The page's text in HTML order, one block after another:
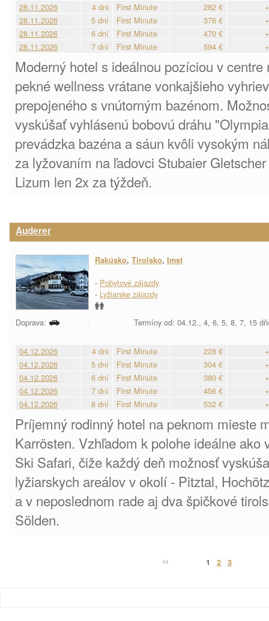
28.11.2026
4 dni First Minute 282 €
28.11.2026
5 dní First Minute 376 €
28.11.2026
6 dní First Minute 470 €
28.11.2026
7 dní First Minute 594 €
Moderný hotel s ideálnou pozíciou v
pekné wellness vrátane vonkajšieho
prepojeného s vnútorným bazénom.
vyskúšať vyhlásenú bobovú dráhu
prevádzka bazéna a sáun kvôli vysokým
za lyžovaním na ľadovci Stubaier
Lizum len 2x za týždeň.
Auderer
Rakúsko, Tirolsko, Imst
- Pobytové zájazdy
- Lyžiarske zájazdy
Doprava: Termíny od: 04.12., 4, 6, 5, 8, 7, 15
04.12.2026 4 dni First Minute 228 €
04.12.2026
5 dní First Minute 304 €
04.12.2026
6 dní First Minute 380 €
04.12.2026
7 dní First Minute 456 €
04.12.2026
8 dní First Minute 532 €
Príjemný rodinný hotel na peknom mieste
Karrösten. Vzhľadom k polohe ideálne ako
Ski Safari, čiže každý deň možnosť
lyžiarskych areálov v okolí - Pitztal,
a v neposlednom rade aj dva špičkové
Sölden.
1 2 3